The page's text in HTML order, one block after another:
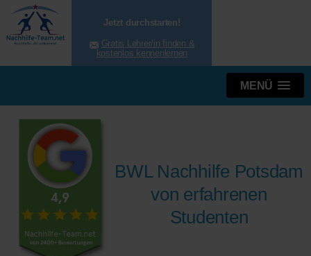
Jetzt durchstarten!
Gratis Lehrer/in finden &
kostenlos kennenlernen
MENÜ
BWL Nachhilfe Potsdam
von erfahrenen
Studenten